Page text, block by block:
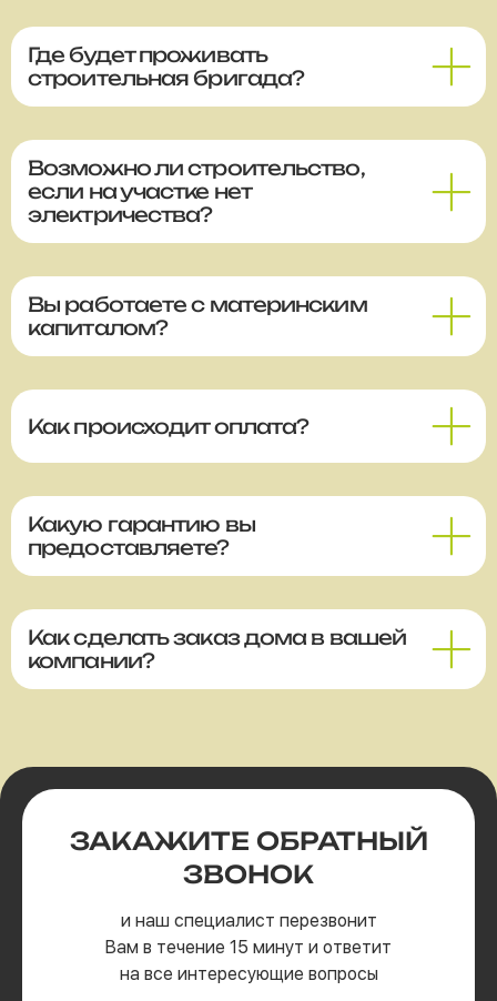
Где будет проживать
строительная бригада?
Возможно ли строительство,
если на участке нет
электричества?
Вы работаете с материнским
капиталом?
Как происходит оплата?
Какую гарантию вы
предоставляете?
Как сделать заказ дома в вашей
компании?
ЗАКАЖИТЕ ОБРАТНЫЙ
ЗВОНОК
и наш специалист перезвонит
Вам в течение 15 минут и ответит
на все интересующие вопросы